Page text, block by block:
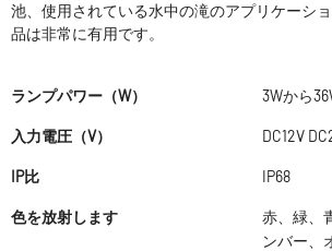
池、使用されている水中の滝のアプリケーシ
品は非常に有用です。
ランプパワー（W） 3Wから
入力電圧（V） DC12V
IP比 IP68
色を放射します
赤、緑、
ンバー、